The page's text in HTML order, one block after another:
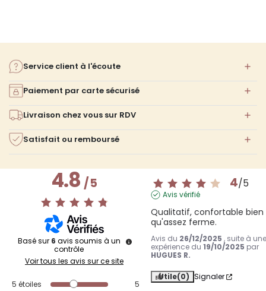
Service client à l'écoute
Paiement par carte sécurisé
Livraison chez vous sur RDV
Satisfait ou remboursé
4.8/5
Basé sur 6 avis soumis à un
contrôle
Voir tous les avis sur ce site
5 étoiles
5
4/5
Avis vérifié
Qualitatif, confortable bien
qu'assez ferme.
Avis du 26/12/2025 , suite à
expérience du19/10/2025 par
HUGUES R.
Utile(0) Signaler